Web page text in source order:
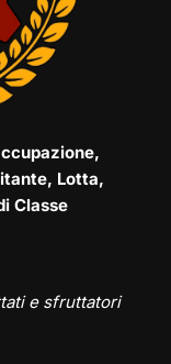
Lotta,
Classe
e sfruttatori